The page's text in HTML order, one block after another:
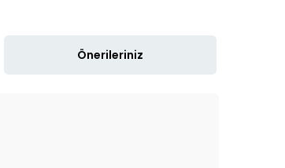
Önerileriniz